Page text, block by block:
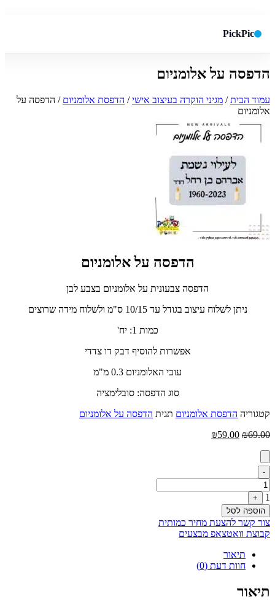
PickPic
הדפסה על אלומניום
עמוד הבית/ מגיני הוקרה בעיצוב אישי/ הדפסת אלומניום / הדפסה על
אלומניום
הדפסה על אלומניום
הדפסה צבעונית על אלומניום בצבע לבן
ניתן לשלוח עיצוב בגודל עד 10/15 ס"מ ולשלוח מידה שרוצים
כמות 1: יח'
אפשרות להוסיף דבק דו צדדי
עובי האלומניום 0.3 מ"מ
סוג הדפסה: סובלימציה
קטגוריה הדפסת אלומניום תגית הדפסה על אלומניום
₪69.00
המחיר₪59.00
Quantity
-
1
+
הוספה לסל
צור קשר להצעת מחיר כמותית
קבוצת וואטצאפ מבצעים
תיאור
חוות דעת (0)
תיאור